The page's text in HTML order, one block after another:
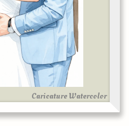
Caricature Watercolor